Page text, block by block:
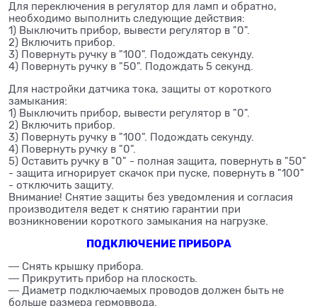
Для переключения в регулятор для ламп и обратно,
необходимо выполнить следующие действия:
1) Выключить прибор, вывести регулятор в "0".
2) Включить прибор.
3) Повернуть ручку в "100". Подождать секунду.
4) Повернуть ручку в "50". Подождать 5 секунд.
Для настройки датчика тока, защиты от короткого
замыкания:
1) Выключить прибор, вывести регулятор в "0".
2) Включить прибор.
3) Повернуть ручку в "100". Подождать секунду.
4) Повернуть ручку в "0".
5) Оставить ручку в "0" - полная защита, повернуть в "50"
- защита игнорирует скачок при пуске, повернуть в "100"
- отключить защиту.
Внимание! Снятие защиты без уведомления и согласия
производителя ведет к снятию гарантии при
возникновении короткого замыкания на нагрузке.
ПОДКЛЮЧЕНИЕ ПРИБОРА
― Снять крышку прибора.
― Прикрутить прибор на плоскость.
― Диаметр подключаемых проводов должен быть не
больше размера гермоввода.